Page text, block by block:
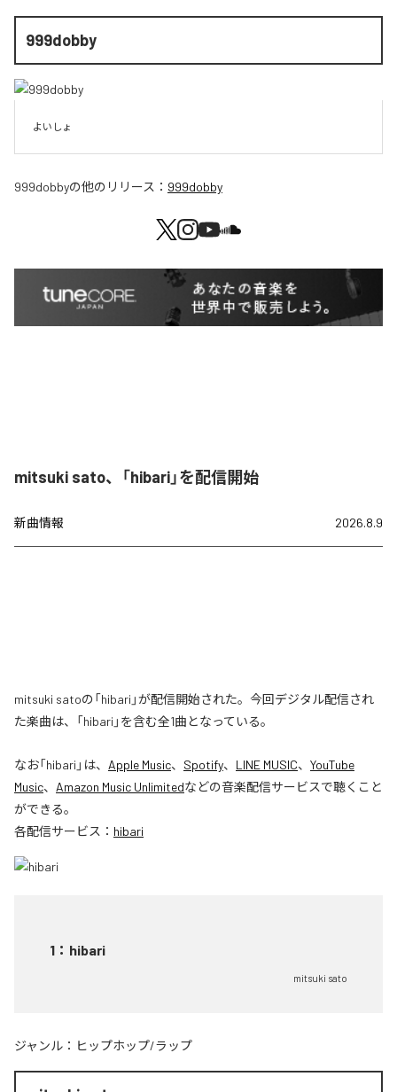
999dobby
よいしょ
999dobbyの他のリリース： 999dobby
mitsuki sato、「hibari」を配信開始
新曲情報 2026.8.9
mitsuki satoの「hibari」が配信開始された。今回デジタル配信され
た楽曲は、「hibari」を含む全1曲となっている。
なお「hibari 」は、 Apple Music、 Spotify、 LINE MUSIC、 YouTube
Music、 Amazon Music Unlimitedなどの音楽配信サービスで聴くこと
ができる。
各配信サービス： hibari
1 ： hibari
mitsuki sato
ジャンル： ヒップホップ/ラップ